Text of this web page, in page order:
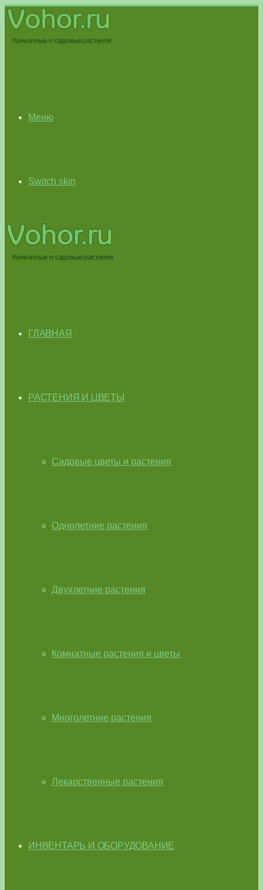
Меню
Switch skin
ГЛАВНАЯ
РАСТЕНИЯ И ЦВЕТЫ
Садовые цветы и растения
Однолетние растения
Двухлетние растения
Комнатные растения и цветы
Многолетние растения
Лекарственные растения
ИНВЕНТАРЬ И ОБОРУДОВАНИЕ